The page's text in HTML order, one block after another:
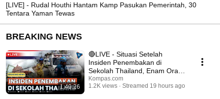
[LIVE] - Rudal Houthi Hantam Kamp Pasukan Pemerintah, 30
Tentara Yaman Tewas
BREAKING NEWS
1:49:26
🔴LIVE - Situasi Setelah
Insiden Penembakan di
Sekolah Thailand, Enam Orang
Tewas
Kompas.com
1.2K views
Streamed 19 hours ago